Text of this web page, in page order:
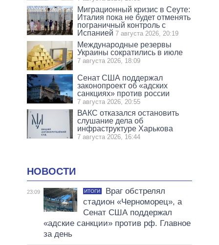
Миграционный кризис в Сеуте:
Италия пока не будет отменять
пограничный контроль с
Испанией 7 августа 2026, 20:19
Международные резервы
Украины сократились в июле
7 августа 2026, 18:09
Сенат США поддержал
законопроект об «адских
санкциях» против россии
7 августа 2026, 20:55
ВАКС отказался остановить
слушание дела об
инфраструктуре Харькова
7 августа 2026, 16:44
НОВОСТИ
23:09 ИТОГИ
Враг обстрелял
стадион «Черноморец», а
Сенат США поддержал
«адские санкции» против рф. Главное
за день